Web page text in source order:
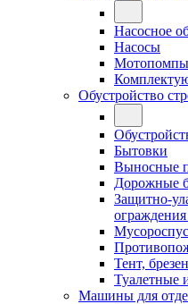
Насосное
Насосы
Мотопомпы
Обустройство
Бытовки
Выносные
Дорожные
Защитно-
Тент,
Туалетные
Машины для